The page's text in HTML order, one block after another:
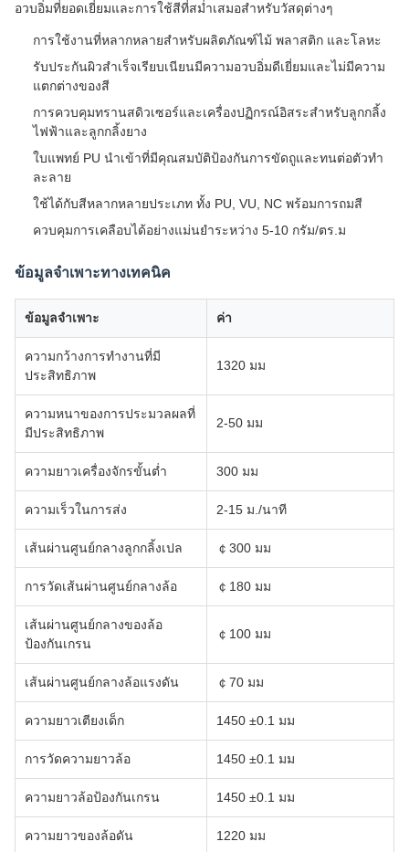
อวบอิ่มที่ยอดเยี่ยมและการใช้สีที่สม่ำเสมอสำหรับวัสดุต่างๆ
การใช้งานที่หลากหลายสำหรับผลิตภัณฑ์ไม้ พลาสติก และโลหะ
รับประกันผิวสำเร็จเรียบเนียนมีความอวบอิ่มดีเยี่ยมและไม่มีความ
แตกต่างของสี
การควบคุมทรานสดิวเซอร์และเครื่องปฏิกรณ์อิสระสำหรับลูกกลิ้ง
ไฟฟ้าและลูกกลิ้งยาง
ใบแพทย์ PU นำเข้าที่มีคุณสมบัติป้องกันการขัดถูและทนต่อตัวทำ
ละลาย
ใช้ได้กับสีหลากหลายประเภท ทั้ง PU, VU, NC พร้อมการถมสี
ควบคุมการเคลือบได้อย่างแม่นยำระหว่าง 5-10 กรัม/ตร.ม
ข้อมูลจำเพาะทางเทคนิค
ข้อมูลจำเพาะ ค่า
ความกว้างการทำงานที่มี
ประสิทธิภาพ
1320 มม
ความหนาของการประมวลผลที่
มีประสิทธิภาพ
2-50 มม
ความยาวเครื่องจักรขั้นต่ำ 300 มม
ความเร็วในการส่ง 2-15 ม./นาที
เส้นผ่านศูนย์กลางลูกกลิ้งเปล ￠300 มม
การวัดเส้นผ่านศูนย์กลางล้อ ￠180 มม
เส้นผ่านศูนย์กลางของล้อ
ป้องกันเกรน
￠100 มม
เส้นผ่านศูนย์กลางล้อแรงดัน ￠70 มม
ความยาวเตียงเด็ก 1450 ±0.1 มม
การวัดความยาวล้อ 1450 ±0.1 มม
ความยาวล้อป้องกันเกรน 1450 ±0.1 มม
ความยาวของล้อดัน 1220 มม